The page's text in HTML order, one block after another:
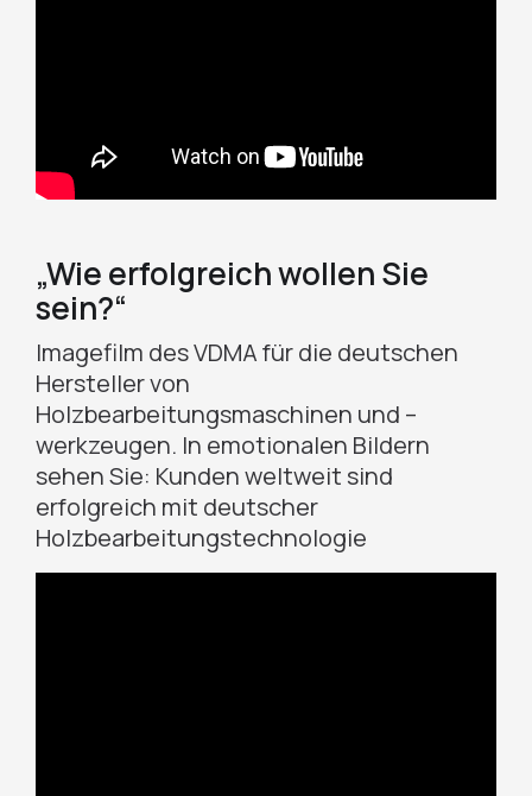
„Wie erfolgreich wollen Sie
sein?“
Imagefilm des VDMA für die deutschen
Hersteller von
Holzbearbeitungsmaschinen und –
werkzeugen. In emotionalen Bildern
sehen Sie: Kunden weltweit sind
erfolgreich mit deutscher
Holzbearbeitungstechnologie